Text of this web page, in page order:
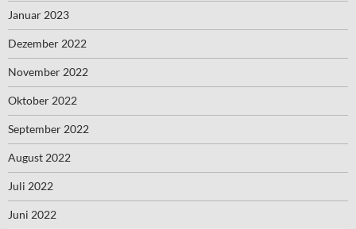
Januar 2023
Dezember 2022
November 2022
Oktober 2022
September 2022
August 2022
Juli 2022
Juni 2022